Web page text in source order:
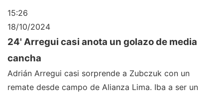
15:26
18/10/2024
24' Arregui casi anota un golazo de media
cancha
Adrián Arregui casi sorprende a Zubczuk con un
remate desde campo de Alianza Lima. Iba a ser un